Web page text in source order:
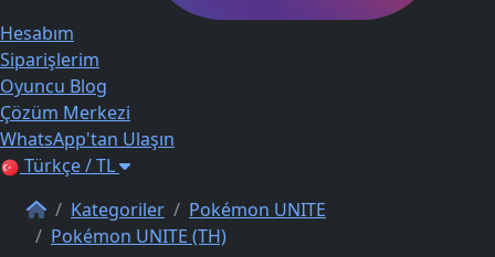
Hesabım
Siparişlerim
Oyuncu Blog
Çözüm Merkezi
WhatsApp'tan Ulaşın
Türkçe / TL
Kategoriler
Pokémon UNITE
Pokémon UNITE (TH)